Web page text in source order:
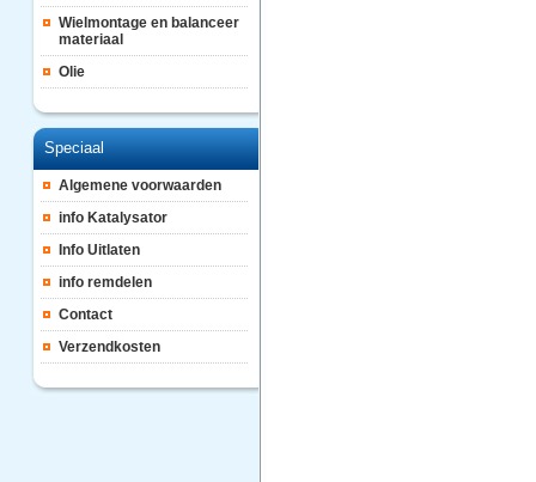
Wielmontage en balanceer
materiaal
Olie
Speciaal
Algemene voorwaarden
info Katalysator
Info Uitlaten
info remdelen
Contact
Verzendkosten